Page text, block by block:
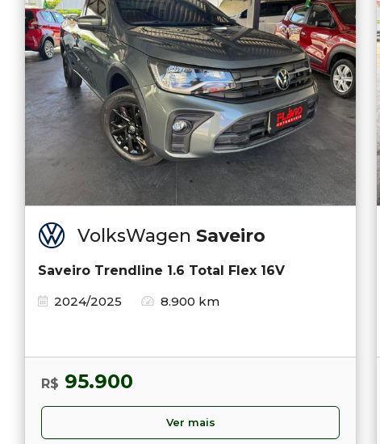
VolksWagen Saveiro
Saveiro Trendline 1.6 Total Flex 16V
2024/2025
8.900 km
R$ 95.900
Ver mais